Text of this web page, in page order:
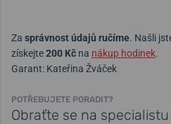
Za správnost údajů ručíme. Našli
získejte200 Kč na nákup hodinek.
Garant: Kateřina Žváček
POTŘEBUJETE PORADIT?
Obraťte se na